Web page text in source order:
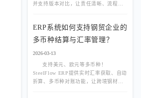
并支持版本对比，让责任清晰、流程合
ERP系统如何支持钢贸企业的
多币种结算与汇率管理？
2026-03-13
支持美元、欧元等多币种！
SteelFlow ERP提供实时汇率获取、自动
折算、多币种对账功能，让跨境钢材交